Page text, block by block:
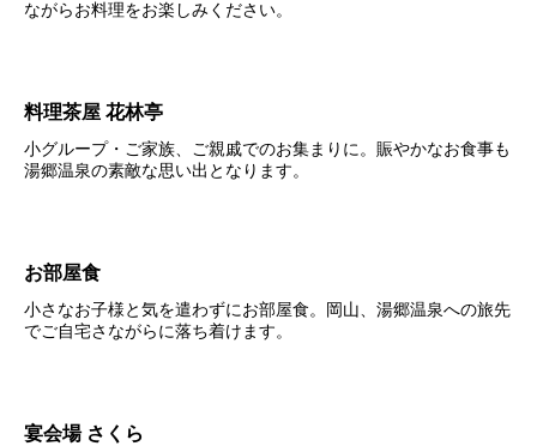
ながらお料理をお楽しみください。
料理茶屋 花林亭
小グループ・ご家族、ご親戚でのお集まりに。賑やかなお食事も
湯郷温泉の素敵な思い出となります。
お部屋食
小さなお子様と気を遣わずにお部屋食。岡山、湯郷温泉への旅先
でご自宅さながらに落ち着けます。
宴会場 さくら